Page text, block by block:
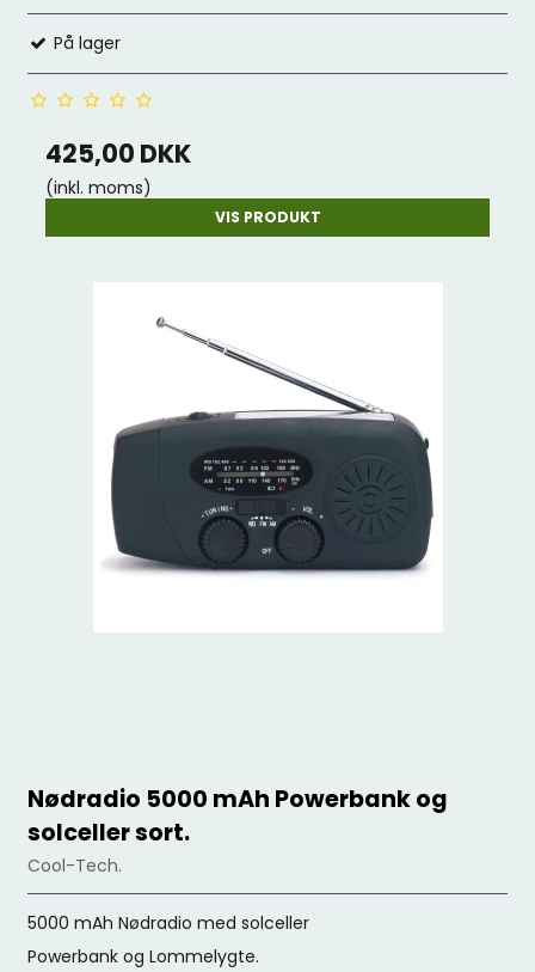
På lager
425,00 DKK
(inkl. moms)
VIS PRODUKT
Nødradio 5000 mAh Powerbank og
solceller sort.
Cool-Tech.
5000 mAh Nødradio med solceller
Powerbank og Lommelygte.